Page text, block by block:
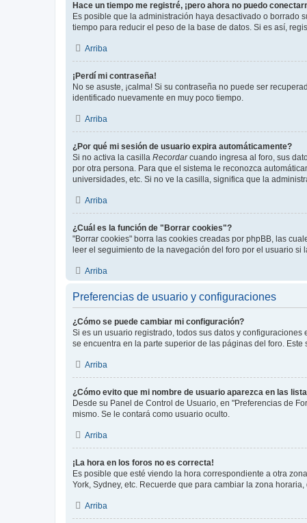
Hace un tiempo me registré, ¡pero ahora no puedo
Es posible que la administración haya desactivado o borrado
tiempo para reducir el peso de la base de datos. Si es así,
Arriba
¡Perdí mi contraseña!
No se asuste, ¡calma! Si su contraseña no puede ser
identificado nuevamente en muy poco tiempo.
Arriba
¿Por qué mi sesión de usuario expira automáticamente?
Si no activa la casilla Recordarcuando ingresa al foro, sus
por otra persona. Para que el sistema le reconozca
universidades, etc. Si no ve la casilla, significa que la
Arriba
¿Cuál es la función de "Borrar cookies"?
"Borrar cookies" borra las cookies creadas por phpBB, las
leer el seguimiento de la navegación del foro por el usuario
Arriba
Preferencias de usuario y configuraciones
¿Cómo se puede cambiar mi configuración?
Si es un usuario registrado, todos sus datos y
se encuentra en la parte superior de las páginas del foro.
Arriba
¿Cómo evito que mi nombre de usuario aparezca en las
Desde su Panel de Control de Usuario, en "Preferencias de
mismo. Se le contará como usuario oculto.
Arriba
¡La hora en los foros no es correcta!
Es posible que esté viendo la hora correspondiente a otra
York, Sydney, etc. Recuerde que para cambiar la zona
Arriba